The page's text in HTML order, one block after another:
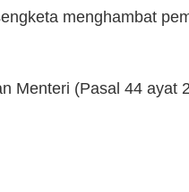
menghambat
Menteri (Pasal 44 ayat